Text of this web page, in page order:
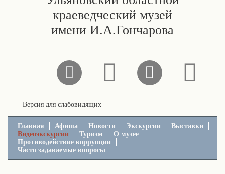
краеведческий музей
имени И.А.Гончарова
Версия для слабовидящих
Главная Афиша Новости Экскурсии
Выставки
Видеоэкскурсии
Туризм
О музее
Противодействие коррупции
Часто задаваемые вопросы